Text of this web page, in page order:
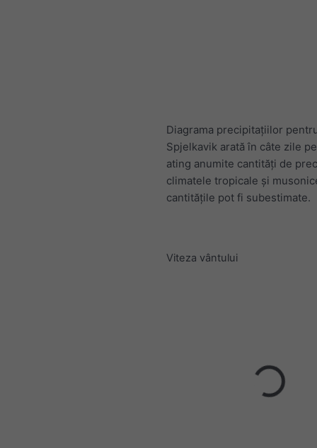
Diagrama precipitațiilor
Spjelkavik arată în câte zile
ating anumite cantități de
climatele tropicale și
cantitățile pot fi subestimate.
Viteza vântului